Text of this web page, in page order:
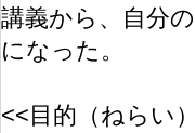
講義から、自分
になった。
<<目的（ねらい